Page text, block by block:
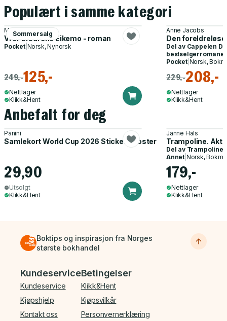
Populært i samme kategori
Sommersalg
Marit Eikemo
Vi er brødrene Eikemo - roman
Pocket| Norsk, Nynorsk
249,-125,-
Nettlager
Klikk&Hent
Anne Jacobs
Den
Del av Cappelen
bestselgerromaner
Pocket| Norsk,
229,-208,-
Nettlager
Klikk&Hent
Anbefalt for deg
Panini
Samlekort World Cup 2026 Sticker Booster
29,90
Utsolgt
Klikk&Hent
Janne Hals
Trampoline.
Del av Trampoline
Annet| Norsk,
179,-
Nettlager
Klikk&Hent
Boktips og inspirasjon fra Norges
største bokhandel
Bunnmeny
Kundeservice
Kundeservice
Kjøpshjelp
Kontakt oss
Betingelser
Klikk&Hent
Kjøpsvilkår
Personvernerklæring